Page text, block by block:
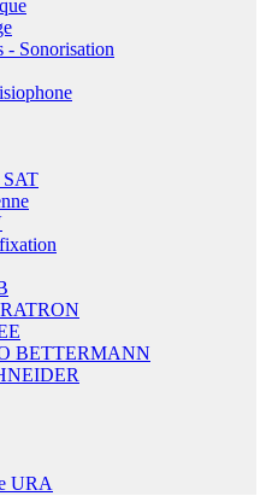
- Sonorisation
BETTERMANN
URA